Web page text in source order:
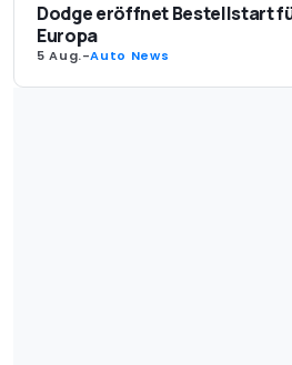
Dodge eröffnet Bestellstart
Europa
5 Aug.-Auto News